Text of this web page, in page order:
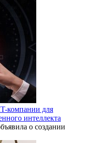
компании для
интеллекта
о создании